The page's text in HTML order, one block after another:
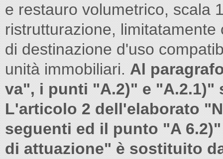
e restauro volumetrico, scala
ristrutturazione,
di destinazione d'uso
unità immobiliari. Al
va", i punti "A.2)" e
L'articolo 2 dell'elaborato
seguenti ed il punto "A
di attuazione" è sostituito